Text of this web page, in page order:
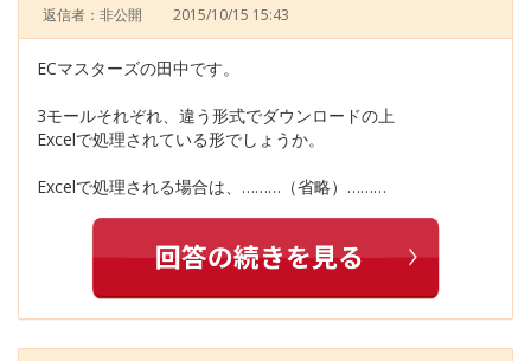
返信者：非公開 2015/10/15 15:43
ECマスターズの田中です。
3モールそれぞれ、違う形式でダウンロードの上
Excelで処理されている形でしょうか。
Excelで処理される場合は、………（省略）………